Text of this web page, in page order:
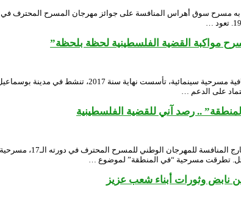
مواكبة القضية الفلسطينية لحظة بلحظة”
حدثنا عن جمعية “مسرح الحارة” مسرح الحارة
على الدعم …
.. رصد آني للقضية الفلسطينية
قدمت جمعية
تطرقت مسرحية “في المنطقة” لموضوع …
وثورات أبناء شعب عزيز